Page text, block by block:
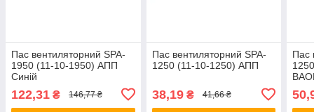
Пас вентиляторний SPA-
1950 (11-10-1950) АПП
Синій
122,31 ₴ 146,77 ₴
Пас вентиляторний SPA-
1250 (11-10-1250) АПП
38,19₴ 41,66 ₴
Пас